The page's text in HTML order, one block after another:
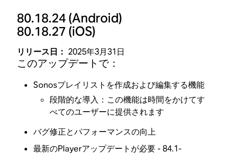
80.18.24(Android)
80.18.27 (iOS)
リリース日： 2025年3月31日
このアップデートで：
Sonosプレイリストを作成および編集する機能
段階的な導入：この機能は時間をかけてす
べてのユーザーに提供されます
バグ修正とパフォーマンスの向上
最新のPlayerアップデートが必要 - 84.1-